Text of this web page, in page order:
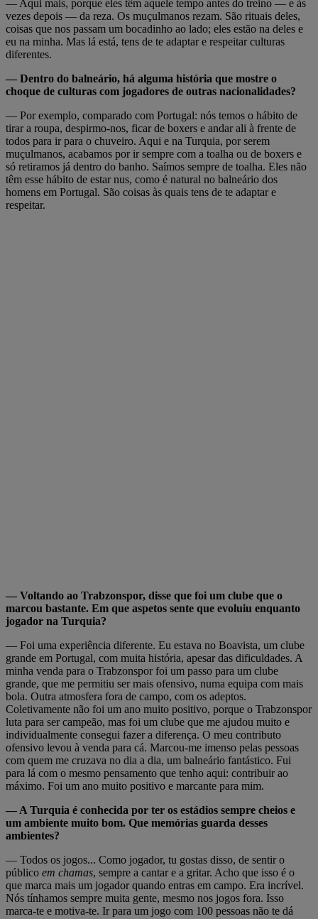
— Aqui mais, porque eles têm aquele tempo antes do treino — e às
vezes depois — da reza. Os muçulmanos rezam. São rituais deles,
coisas que nos passam um bocadinho ao lado; eles estão na deles e
eu na minha. Mas lá está, tens de te adaptar e respeitar culturas
diferentes.
— Dentro do balneário, há alguma história que mostre o
choque de culturas com jogadores de outras nacionalidades?
— Por exemplo, comparado com Portugal: nós temos o hábito de
tirar a roupa, despirmo-nos, ficar de boxers e andar ali à frente de
todos para ir para o chuveiro. Aqui e na Turquia, por serem
muçulmanos, acabamos por ir sempre com a toalha ou de boxers e
só retiramos já dentro do banho. Saímos sempre de toalha. Eles não
têm esse hábito de estar nus, como é natural no balneário dos
homens em Portugal. São coisas às quais tens de te adaptar e
respeitar.
— Voltando ao Trabzonspor, disse que foi um clube que o
marcou bastante. Em que aspetos sente que evoluiu enquanto
jogador na Turquia?
— Foi uma experiência diferente. Eu estava no Boavista, um clube
grande em Portugal, com muita história, apesar das dificuldades. A
minha venda para o Trabzonspor foi um passo para um clube
grande, que me permitiu ser mais ofensivo, numa equipa com mais
bola. Outra atmosfera fora de campo, com os adeptos.
Coletivamente não foi um ano muito positivo, porque o Trabzonspor
luta para ser campeão, mas foi um clube que me ajudou muito e
individualmente consegui fazer a diferença. O meu contributo
ofensivo levou à venda para cá. Marcou-me imenso pelas pessoas
com quem me cruzava no dia a dia, um balneário fantástico. Fui
para lá com o mesmo pensamento que tenho aqui: contribuir ao
máximo. Foi um ano muito positivo e marcante para mim.
— A Turquia é conhecida por ter os estádios sempre cheios e
um ambiente muito bom. Que memórias guarda desses
ambientes?
— Todos os jogos... Como jogador, tu gostas disso, de sentir o
público em chamas, sempre a cantar e a gritar. Acho que isso é o
que marca mais um jogador quando entras em campo. Era incrível.
Nós tínhamos sempre muita gente, mesmo nos jogos fora. Isso
marca-te e motiva-te. Ir para um jogo com 100 pessoas não te dá